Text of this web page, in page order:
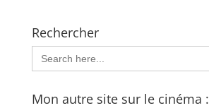
Rechercher
Search
for:
Mon autre site sur le cinéma :